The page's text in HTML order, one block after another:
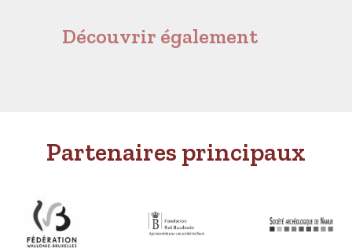
Découvrir également
Partenaires principaux